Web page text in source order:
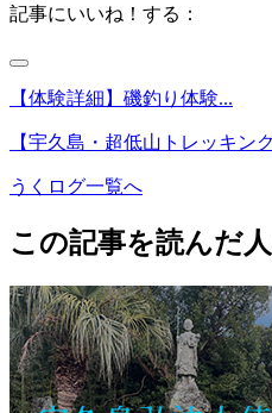
記事にいいね！する：
【体験詳細】磯釣り体験...
【宇久島・超低山トレッキン
うくログ一覧へ
この記事を読んだ